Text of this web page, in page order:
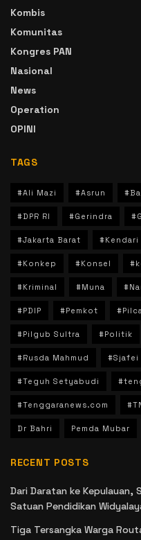
Kombis
Komunitas
Kongres PAN
Nasional
News
Operation
OPINI
TAGS
#Ali Mazi #Asrun
#DPR RI #Gerindra
#Jakarta Barat #Kendari
#Konkep #Konsel
#Kriminal #Muna
#PDIP #Pemkot
#Pilgub Sultra #Politik
#Rusda Mahmud #Sjafei
#Teguh Setyabudi
#Tenggaranews.com
Dr Bahri Pemda Mubar
RECENT POSTS
Dari Daratan ke Kepulauan,
Satuan Pendidikan
Tiga Tersangka Warga